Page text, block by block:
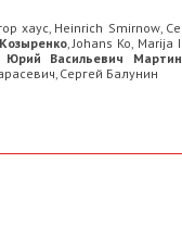
хаус, Heinrich Smirnow,
,Johans Ko, Marija
Юрий Васильевич
, Сергей Балунин